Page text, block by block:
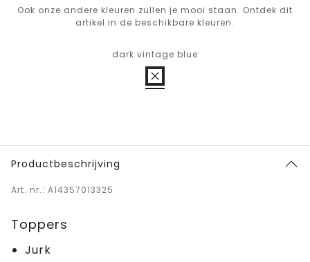
Ook onze andere kleuren zullen je mooi staan. Ontdek dit
artikel in de beschikbare kleuren.
dark vintage blue
Productbeschrijving
Art. nr.: A14357013325
Toppers
Jurk